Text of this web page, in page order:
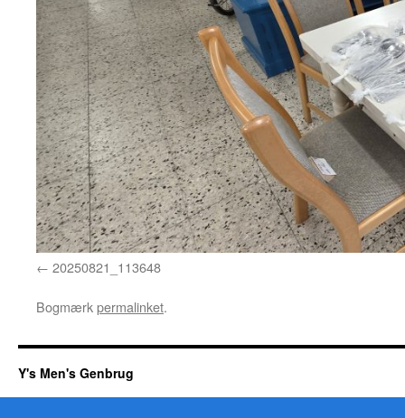
20250821_113648
Bogmærkpermalinket.
Y's Men's Genbrug